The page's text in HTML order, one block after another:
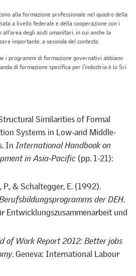
alla formazione professionale nel quadro della
a livello federale e della cooperazione con i
all’area degli aiuti umanitari, in cui anche la
importante, a seconda del contesto.
i programmi di formazione governativi abbiano
di formazione specifica per l’industria è lo Sri
Similarities of Formal
Systems in Low-and Middle-
InInternational Handbook on
in Asia-Pacific (pp. 1-21):
P., & Schaltegger, E. (1992).
der DEH.
Entwicklungszusammenarbeit und
of Work Report 2012: Better jobs
. Geneva: International Labour